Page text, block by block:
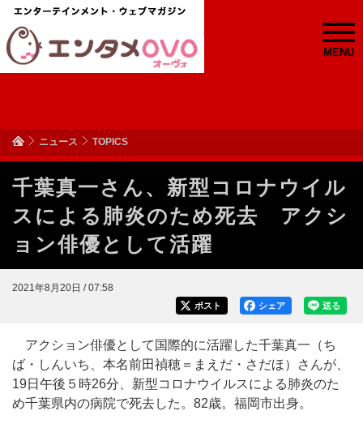
MENU
ニュース TOPICS
千葉真一さん、新型コロナウイル
スによる肺炎のため死去 アクシ
ョン俳優として活躍
2021年8月20日 / 07:58
送る
シェア
ポスト
アクション俳優として国際的に活躍した千葉真一（ち
ば・しんいち、本名前田禎穂＝まえだ・さだほ）さんが、
19日午後５時26分、新型コロナウイルスによる肺炎のた
め千葉県内の病院で死去した。82歳。福岡市出身。